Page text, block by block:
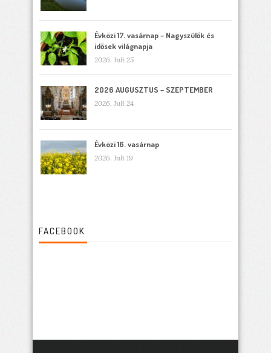
Évközi 17. vasárnap – Nagyszülők és
idősek világnapja
2026. Juli 25
2026 AUGUSZTUS – SZEPTEMBER
2026. Juli 24
Évközi 16. vasárnap
2026. Juli 19
FACEBOOK